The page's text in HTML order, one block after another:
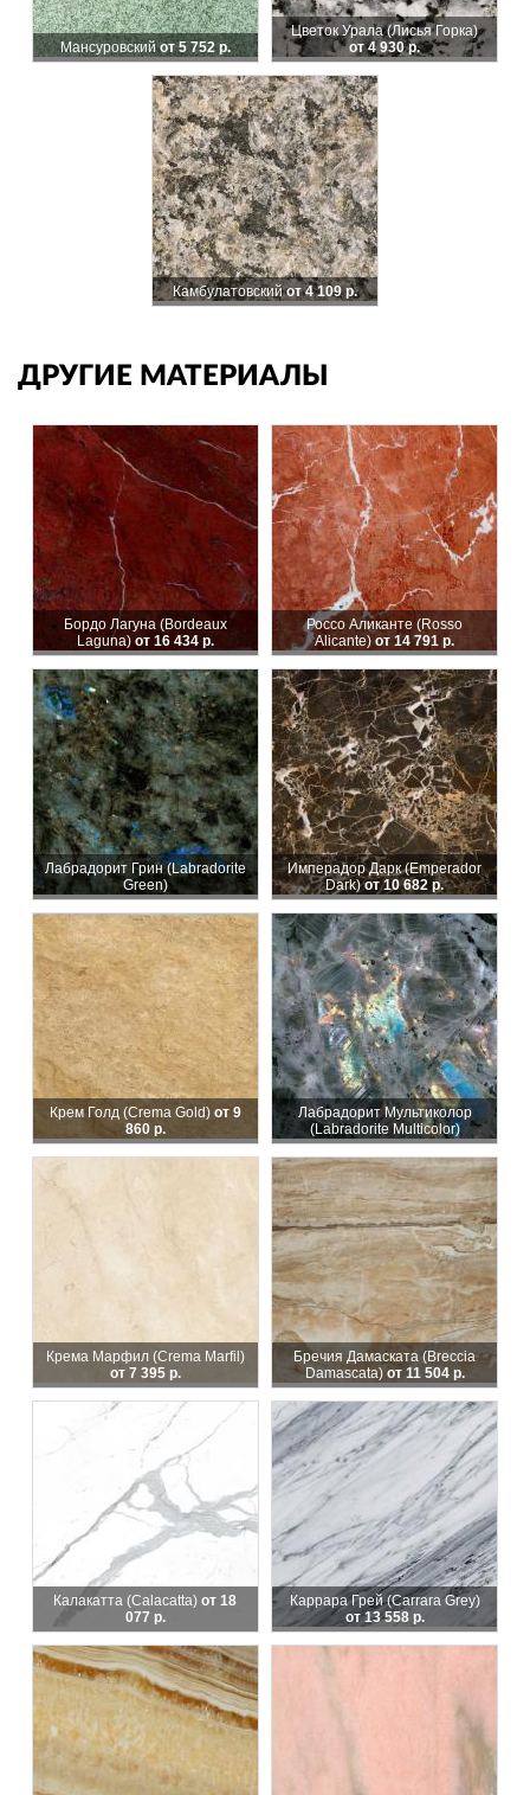
Мансуровскийот 5 752 р.
Цветок Урала (Лисья Горка)
от 4 930 р.
Камбулатовскийот 4 109 р.
ДРУГИЕ МАТЕРИАЛЫ
Бордо Лагуна (Bordeaux
Laguna) от 16 434 р.
Россо Аликанте (Rosso
Alicante) от 14 791 р.
Лабрадорит Грин (Labradorite
Green)
Имперадор Дарк (Emperador
Dark)от 10 682 р.
Крем Голд (Crema Gold) от 9
860 р.
Лабрадорит Мультиколор
(Labradorite Multicolor)
Крема Марфил (Crema Marfil)
от 7 395 р.
Бречия Дамаската (Breccia
Damascata) от 11 504 р.
Калакатта (Calacatta)от 18
077 р.
Каррара Грей (Carrara Grey)
от 13 558 р.